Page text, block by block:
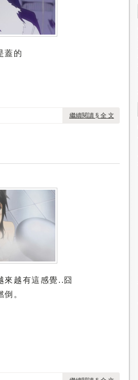
蓋的
繼續閱讀 § 全 文
來越有這感覺..囧
。